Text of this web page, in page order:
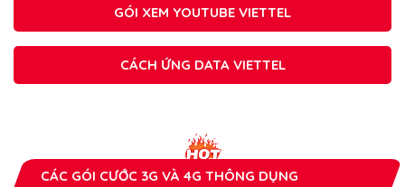
GÓI XEM YOUTUBE VIETTEL
CÁCH ỨNG DATA VIETTEL
CÁC GÓI CƯỚC 3G VÀ 4G THÔNG DỤNG